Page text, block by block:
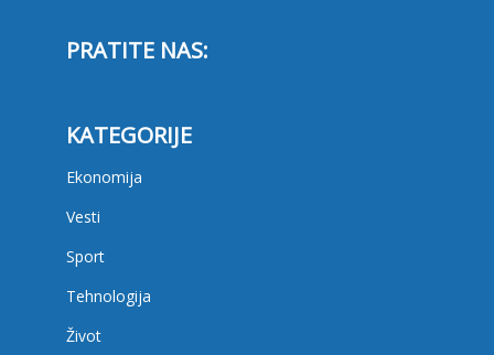
PRATITE NAS:
KATEGORIJE
Ekonomija
Vesti
Sport
Tehnologija
Život